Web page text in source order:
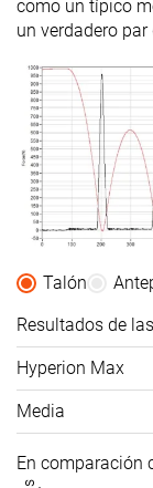
como un típico
un verdadero
Talón
Resultados de
Hyperion Max
Media
En comparación